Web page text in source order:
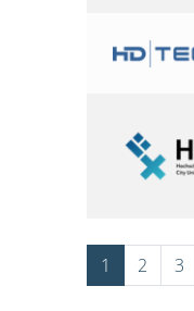
1 2 3